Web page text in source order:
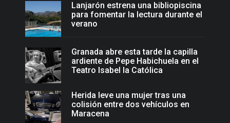
Lanjarón estrena una bibliopiscina
para fomentar la lectura durante el
verano
Granada abre esta tarde la capilla
ardiente de Pepe Habichuela en el
Teatro Isabel la Católica
Herida leve una mujer tras una
colisión entre dos vehículos en
Maracena